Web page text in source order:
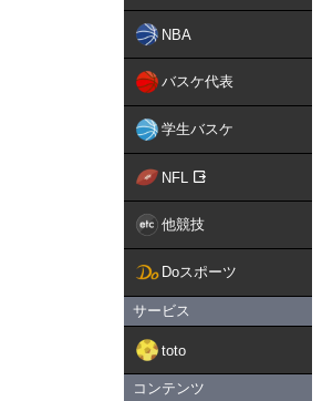
NBA
バスケ代表
学生バスケ
NFL
他競技
Doスポーツ
サービス
toto
コンテンツ